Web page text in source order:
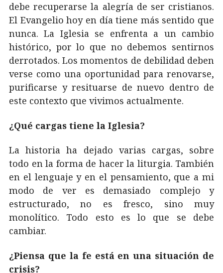
debe recuperarse la alegría de ser cristianos.
El Evangelio hoy en día tiene más sentido que
nunca. La Iglesia se enfrenta a un cambio
histórico, por lo que no debemos sentirnos
derrotados. Los momentos de debilidad deben
verse como una oportunidad para renovarse,
purificarse y resituarse de nuevo dentro de
este contexto que vivimos actualmente.
¿Qué cargas tiene la Iglesia?
La historia ha dejado varias cargas, sobre
todo en la forma de hacer la liturgia. También
en el lenguaje y en el pensamiento, que a mi
modo de ver es demasiado complejo y
estructurado, no es fresco, sino muy
monolítico. Todo esto es lo que se debe
cambiar.
¿Piensa que la fe está en una situación de
crisis?